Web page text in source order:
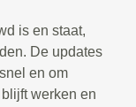
is en staat,
De updates
en om
werken en